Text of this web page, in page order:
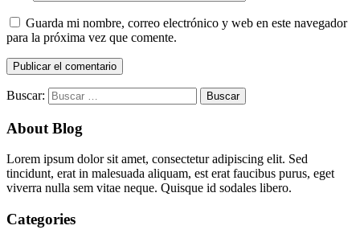
Guarda mi nombre, correo electrónico y web en este navegador
para la próxima vez que comente.
Buscar:
About Blog
Lorem ipsum dolor sit amet, consectetur adipiscing elit. Sed
tincidunt, erat in malesuada aliquam, est erat faucibus purus, eget
viverra nulla sem vitae neque. Quisque id sodales libero.
Categories